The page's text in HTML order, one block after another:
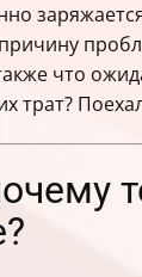
на
кабеля и
при
что
трат?